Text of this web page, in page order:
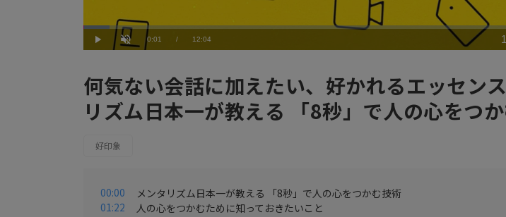
Play UnmuteCurrent
0:01 / Duration
12:04
Loaded:
4.98%
何気ない会話に加えたい、好かれるエッセン
リズム日本一が教える 「8秒」で人の心をつか
好印象
00:00
メンタリズム日本一が教える 「8秒」で人の心をつかむ技術
01:22
人の心をつかむために知っておきたいこと